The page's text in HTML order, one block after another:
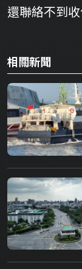
還聯絡不到
相關新聞